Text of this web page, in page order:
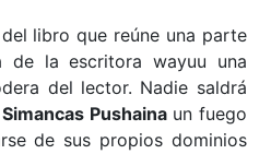
libro que reúne una parte
de la escritora wayuu una
del lector. Nadie saldrá
Pushainaun fuego
de sus propios dominios